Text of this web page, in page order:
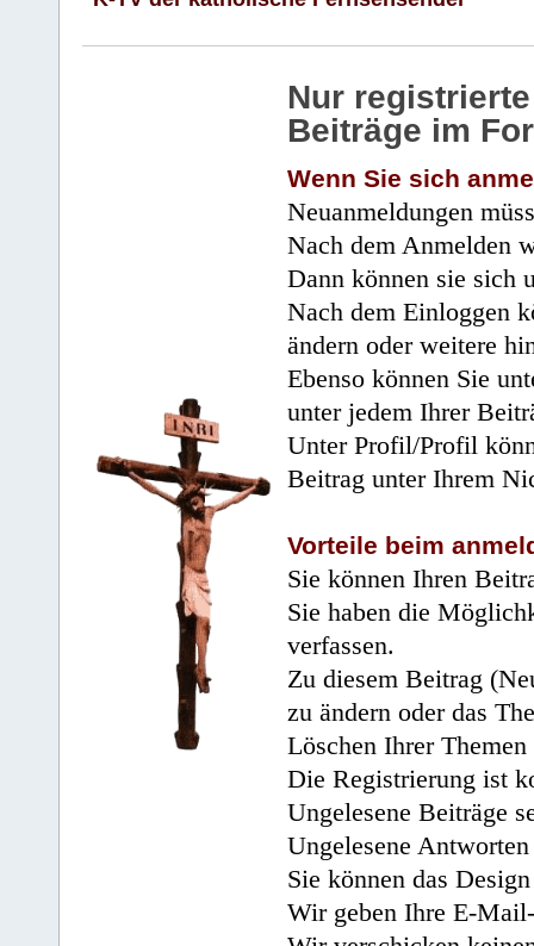
Nur
Beiträge im
Wenn Sie sich
Neuanmeldungen
Nach dem Anmelden
Dann können sie sich
Nach dem Einloggen
ändern oder weitere
Ebenso können Sie
unter jedem Ihrer
Unter Profil/Profil
Beitrag unter Ihrem
Vorteile beim
Sie können Ihren
Sie haben die
verfassen.
Zu diesem Beitrag
zu ändern oder das
Löschen Ihrer
Die Registrierung ist
Ungelesene Beiträge
Ungelesene
Sie können das
Wir geben Ihre E-